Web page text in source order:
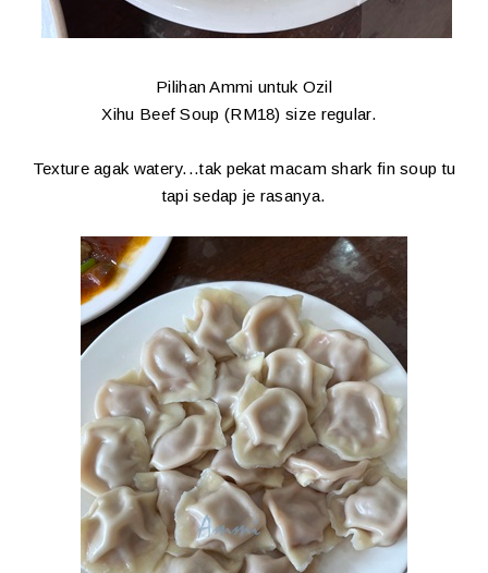
Pilihan Ammi untuk Ozil
Xihu Beef Soup (RM18) size regular.
Texture agak watery...tak pekat macam shark fin soup tu
tapi sedap je rasanya.